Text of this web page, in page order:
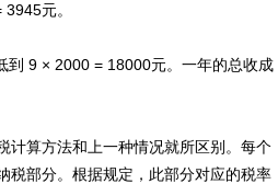
元。
9 × 2000 = 18000元。一年的总收成
算方法和上一种情况就所区别。每个
税部分。根据规定，此部分对应的税率